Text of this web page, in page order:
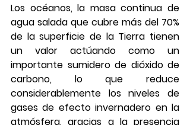
Los océanos, la masa continua de
agua salada que cubre más del 70%
de la superficie de la Tierra tienen
un valor actúando como un
importante sumidero de dióxido de
carbono, lo que reduce
considerablemente los niveles de
gases de efecto invernadero en la
atmósfera, gracias a la presencia